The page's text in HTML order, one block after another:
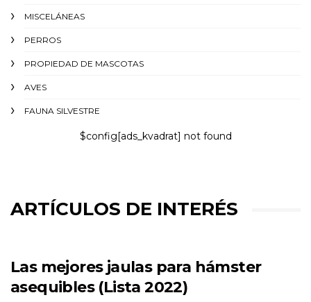
MISCELÁNEAS
PERROS
PROPIEDAD DE MASCOTAS
AVES
FAUNA SILVESTRE
$config[ads_kvadrat] not found
ARTÍCULOS DE INTERÉS
Las mejores jaulas para hámster
asequibles (Lista 2022)